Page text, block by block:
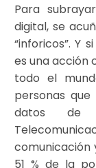
Para
digital, se
“inforicos”. Y
es una acción
todo el
personas
datos de
comunicación
51 % de la